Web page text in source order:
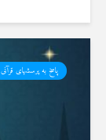
پاسخ به پرسشهای قرآنی